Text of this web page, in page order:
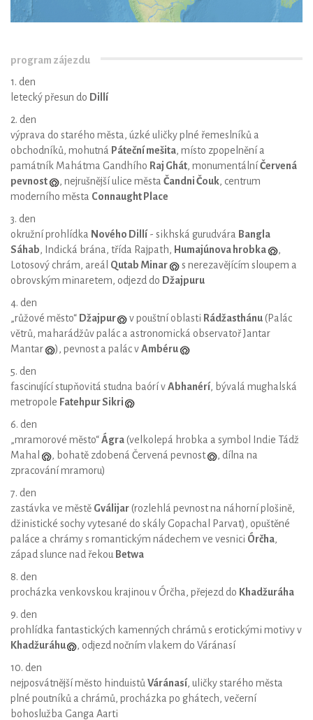
program zájezdu
1. den
letecký přesun do Dillí
2. den
výprava do starého města, úzké uličky plné řemeslníků a
obchodníků, mohutná Páteční mešita, místo zpopelnění a
památník Mahátma Gandhího Raj Ghát, monumentálníČervená
pevnost
, nejrušnější ulice města Čandni Čouk, centrum
moderního města Connaught Place
3. den
okružní prohlídka Nového Dillí - sikhská gurudvára Bangla
Sáhab, Indická brána, třída Rajpath, Humajúnova hrobka
,
Lotosový chrám, areál Qutab Minar
s nerezavějícím sloupem a
obrovským minaretem, odjezd do Džajpuru
4. den
„růžové město“ Džajpur v pouštní oblasti Rádžasthánu(Palác
větrů, maharádžův palác a astronomická observatoř Jantar
Mantar
), pevnost a palác vAmbéru
5. den
fascinující stupňovitá studna baórí vAbhanérí, bývalá mughalská
metropole Fatehpur Sikri
6. den
„mramorové město“Ágra(velkolepá hrobka a symbol Indie Tádž
Mahal
, bohatě zdobená Červená pevnost
, dílna na
zpracování mramoru)
7. den
zastávka ve městě Gválijar(rozlehlá pevnost na náhorní plošině,
džinistické sochy vytesané do skály Gopachal Parvat), opuštěné
paláce a chrámy s romantickým nádechem ve vesnici Órčha,
západ slunce nad řekou Betwa
8. den
procházka venkovskou krajinou v Órčha, přejezd do Khadžuráha
9. den
prohlídka fantastických kamenných chrámů s erotickými motivy v
Khadžuráhu
, odjezd nočním vlakem do Váránasí
10. den
nejposvátnější město hinduistů Váránasí, uličky starého města
plné poutníků a chrámů, procházka po ghátech, večerní
bohoslužba Ganga Aarti